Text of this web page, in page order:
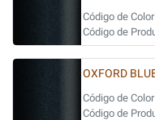
Código de
Código de
OXFORD
Código de
Código de